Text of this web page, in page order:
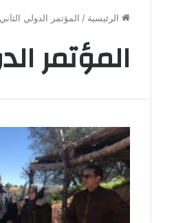
الرئيسية / المؤتمر الدولي
المؤتمر